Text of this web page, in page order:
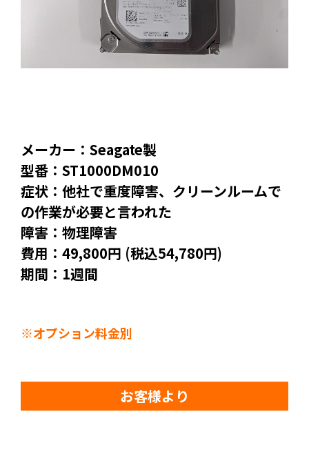
メーカー：Seagate製
型番：ST1000DM010
症状：他社で重度障害、クリーンルームで
の作業が必要と言われた
障害：物理障害
費用：49,800円 (税込54,780円)
期間：1週間
※オプション料金別
お客様より